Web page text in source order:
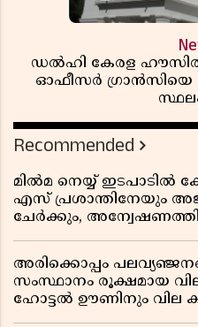
ഡൽഹി കേരള
ഓഫീസർ
സ്ഥലം
Recommended
മിൽമ നെയ്യ് ഇടപാടിൽ
എസ് പ്രശാന്തിനേയും
ചേർക്കും,
അരിക്കൊപ്പം
സംസ്ഥാനം രൂക്ഷമായ
ഹോട്ടൽ ഊണിനും വില